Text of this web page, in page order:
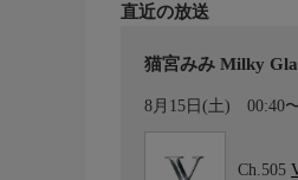
直近の放送
猫宮みみ Milky
8月15日(土) 00:40
Ch.505